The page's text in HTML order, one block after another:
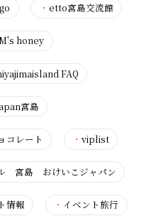
・ etto宮島交流館
honey
FAQ
宮島
コレート ・viplist
宮島 おけいこジャパン
情報 ・ イベント旅行